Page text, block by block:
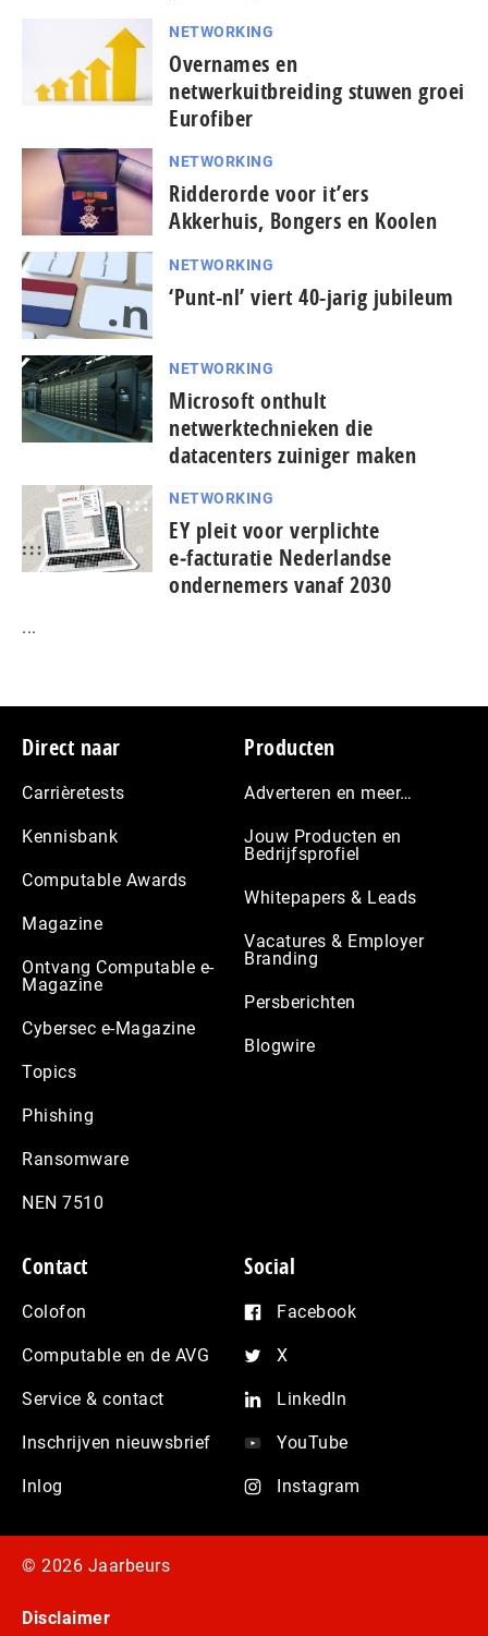
NETWORKING
Overnames en
netwerkuitbreiding stuwen groei
Eurofiber
NETWORKING
Ridderorde voor it’ers
Akkerhuis, Bongers en Koolen
NETWORKING
‘Punt-nl’ viert 40-jarig jubileum
NETWORKING
Microsoft onthult
netwerktechnieken die
datacenters zuiniger maken
NETWORKING
EY pleit voor verplichte
e‑facturatie Nederlandse
ondernemers vanaf 2030
...
Footer
Direct naar
Carrièretests
Kennisbank
Computable Awards
Magazine
Ontvang Computable e-
Magazine
Cybersec e-Magazine
Topics
Phishing
Ransomware
NEN 7510
Producten
Adverteren en meer…
Jouw Producten en
Bedrijfsprofiel
Whitepapers & Leads
Vacatures & Employer
Branding
Persberichten
Blogwire
Contact
Colofon
Computable en de AVG
Service & contact
Inschrijven nieuwsbrief
Inlog
Social
Facebook
X
LinkedIn
YouTube
Instagram
© 2026 Jaarbeurs
Disclaimer